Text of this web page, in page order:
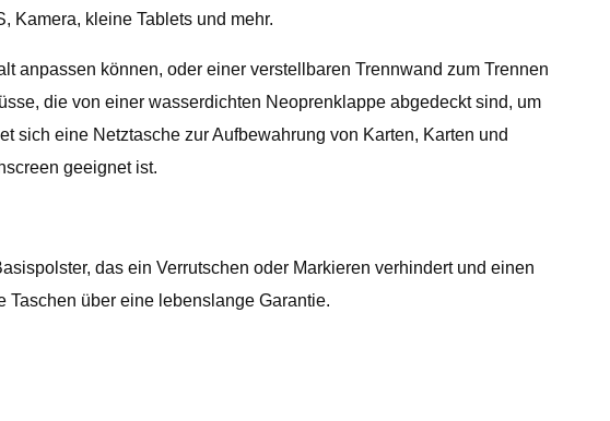
Kamera, kleine Tablets und mehr.
anpassen können, oder einer verstellbaren Trennwand zum Trennen
die von einer wasserdichten Neoprenklappe abgedeckt sind, um
sich eine Netztasche zur Aufbewahrung von Karten, Karten und
geeignet ist.
das ein Verrutschen oder Markieren verhindert und einen
über eine lebenslange Garantie.